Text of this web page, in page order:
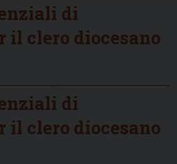
di
il clero diocesano
di
il clero diocesano